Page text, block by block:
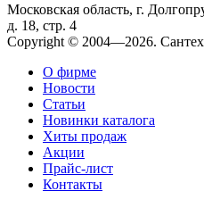
Московская область, г.
д. 18, стр. 4
Copyright © 2004—2026.
О фирме
Новости
Статьи
Новинки каталога
Хиты продаж
Акции
Прайс-лист
Контакты